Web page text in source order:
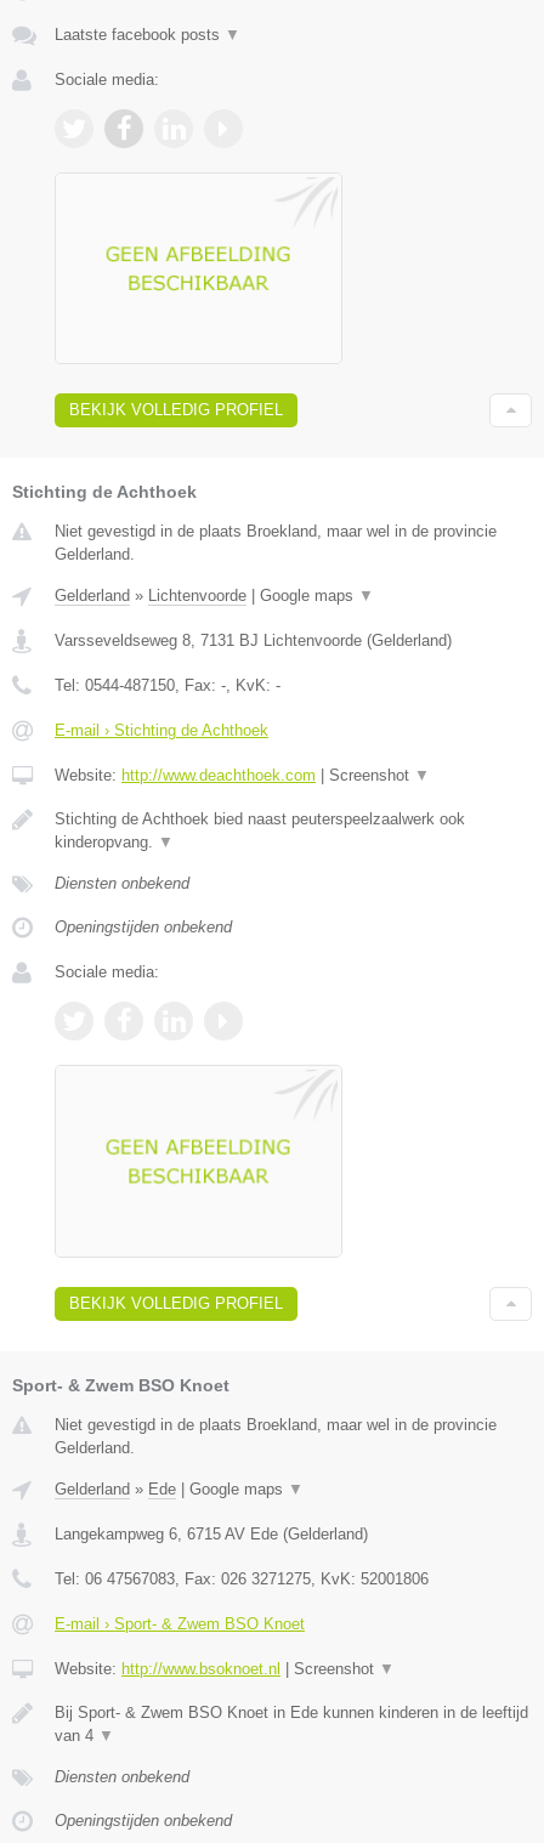
Laatste facebook posts ▼
Sociale media:
BEKIJK VOLLEDIG PROFIEL
Stichting de Achthoek
Niet gevestigd in de plaats Broekland, maar wel in de provincie
Gelderland.
Gelderland » Lichtenvoorde Google maps ▼
Varsseveldseweg 8, 7131 BJ Lichtenvoorde (Gelderland)
Tel: 0544-487150, Fax: -, KvK: -
E-mail › Stichting de Achthoek
Website: http://www.deachthoek.com Screenshot ▼
Stichting de Achthoek bied naast peuterspeelzaalwerk ook
kinderopvang. ▼
Diensten onbekend
Openingstijden onbekend
Sociale media:
BEKIJK VOLLEDIG PROFIEL
Sport- & Zwem BSO Knoet
Niet gevestigd in de plaats Broekland, maar wel in de provincie
Gelderland.
Gelderland » Ede Google maps ▼
Langekampweg 6 6715 AV Ede (Gelderland)
Tel: 06 47567083 , Fax: 026 3271275 , KvK: 52001806
E-mail › Sport- & Zwem BSO Knoet
Website: http://www.bsoknoet.nl Screenshot ▼
Bij Sport- & Zwem BSO Knoet in Ede kunnen kinderen in de leeftijd
van 4 ▼
Diensten onbekend
Openingstijden onbekend